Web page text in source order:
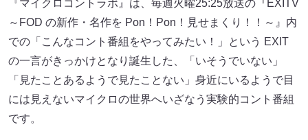
『マイクロコントラボ』は、毎週火曜25:25放送の『EXITV
～FOD の新作・名作を Pon！Pon！見せまくり！！～』内
での「こんなコント番組をやってみたい！」という EXIT
の一言がきっかけとなり誕生した、「いそうでいない」
「見たことあるようで見たことない」身近にいるようで目
には見えないマイクロの世界へいざなう実験的コント番組
です。